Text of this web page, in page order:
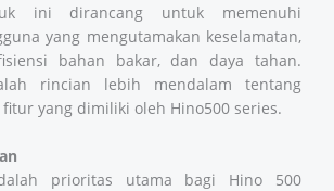
ini dirancang untuk memenuhi
yang mengutamakan keselamatan,
bahan bakar, dan daya tahan.
rincian lebih mendalam tentang
yang dimiliki oleh Hino500 series.
prioritas utama bagi Hino 500